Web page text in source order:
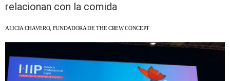
relacionan con la comida
ALICIA CHAVERO, FUNDADORA DE THE CREW CONCEPT